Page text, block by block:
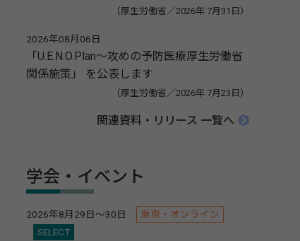
（厚生労働省／2026年 7月31日）
2026年08月06日
「U.E.N.O.Plan～攻めの予防医療厚生労働省
関係施策」 を公表します
（厚生労働省／2026年 7月23日）
関連資料・リリース 一覧へ
学会・イベント
2026年8月29日～30日
東京・オンライン
SELECT